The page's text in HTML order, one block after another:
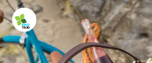
Przejdź
do
treści